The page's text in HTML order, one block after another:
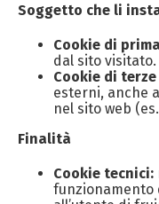
Soggetto che li
Cookie di
dal sito visitato.
Cookie di
esterni, anche
nel sito web
Finalità
Cookie tecnici:
funzionamento